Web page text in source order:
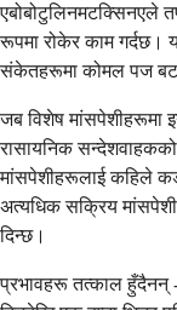
एबोबोटुलिनमटक्सिनएले
रूपमा रोकेर काम गर्दछ।
संकेतहरूमा कोमल पज
जब विशेष मांसपेशीहरूमा
रासायनिक
मांसपेशीहरूलाई कहिले
अत्यधिक सक्रिय
दिन्छ।
प्रभावहरू तत्काल हुँदैनन्